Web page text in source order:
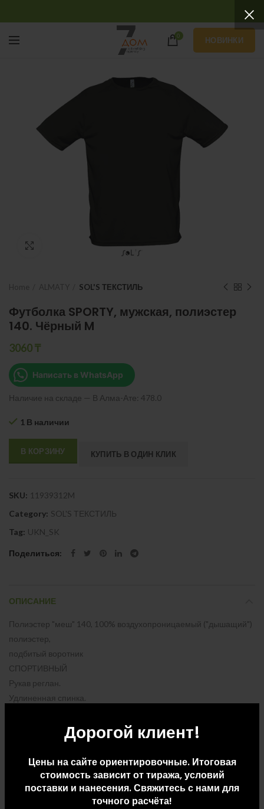
Дорогой клиент!
Цены на сайте ориентировочные. Итоговая
стоимость зависит от тиража, условий
поставки и нанесения. Свяжитесь с нами для
точного расчёта!
0 НОВИНКИ
Нажмите, чтобы увеличить
SOL'S ТЕКСТИЛЬ
Футболка SPORTY, мужская, полиэстер
140. Чёрный M
3060₸
Написать в WhatsApp
Наличие на складе — В Алма-Ате: 478.0
1 В наличии
В КОРЗИНУ КУПИТЬ В ОДИН КЛИК
SKU: 11939312M
Category: SOL'S ТЕКСТИЛЬ
Tag: UKN_SK
Поделиться
ОПИСАНИЕ
Полиэстер "меш" 140, 100% воздухопроницаемый ("дышащий")
полиэстер,
подбитый воротник
СПОРТИВНЫЙ
Рукав реглан.
Удлиненная спинка.
ДОПОЛНИТЕЛЬНАЯ ИНФОРМАЦИЯ
ДОСТАВКА И ОПЛАТА